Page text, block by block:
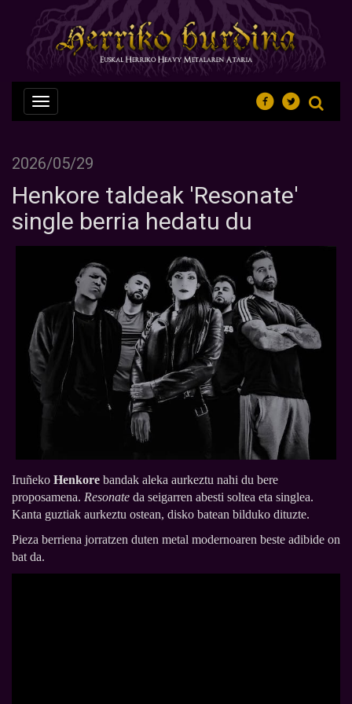
Nabegazioa
ireki
2026/05/29
Henkore taldeak 'Resonate'
single berria hedatu du
Iruñeko Henkore bandak aleka aurkeztu nahi du bere
proposamena. Resonate da seigarren abesti soltea eta singlea.
Kanta guztiak aurkeztu ostean, disko batean bilduko dituzte.
Pieza berriena jorratzen duten metal modernoaren beste adibide on
bat da.